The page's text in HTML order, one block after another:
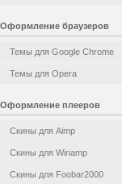
Оформление браузеров
Темы для Google Chrome
Темы для Opera
Оформление плееров
Скины для Aimp
Скины для Winamp
Скины для Foobar2000